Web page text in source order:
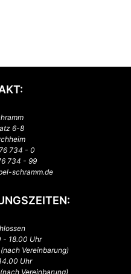
6-8
734 - 0
734 - 99
schramm.de
- 18.00 Uhr
Vereinbarung)
Uhr
Vereinbarung)